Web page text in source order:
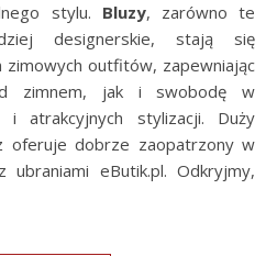
stylu. Bluzy, zarówno te
designerskie, stają się
zimowych outfitów, zapewniając
zimnem, jak i swobodę w
i atrakcyjnych stylizacji. Duży
oferuje dobrze zaopatrzony w
ubraniami eButik.pl. Odkryjmy,